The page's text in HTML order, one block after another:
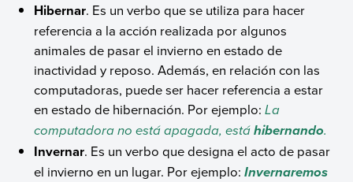
Hibernar. Es un verbo que se utiliza para hacer
referencia a la acción realizada por algunos
animales de pasar el invierno en estado de
inactividad y reposo. Además, en relación con las
computadoras, puede ser hacer referencia a estar
en estado de hibernación. Por ejemplo: La
computadora no está apagada, estáhibernando.
Invernar. Es un verbo que designa el acto de pasar
el invierno en un lugar. Por ejemplo:Invernaremos